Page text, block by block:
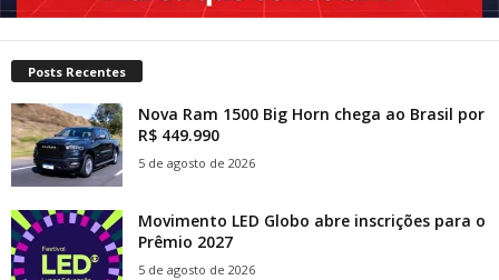
Posts Recentes
Nova Ram 1500 Big Horn chega ao Brasil por
R$ 449.990
5 de agosto de 2026
Movimento LED Globo abre inscrições para o
Prêmio 2027
5 de agosto de 2026